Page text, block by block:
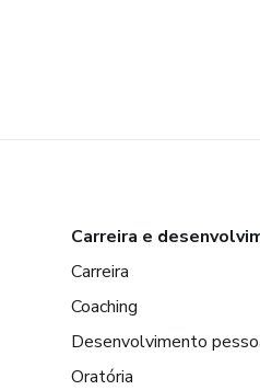
Carreira e
Carreira
Coaching
Desenvolvimento
Oratória